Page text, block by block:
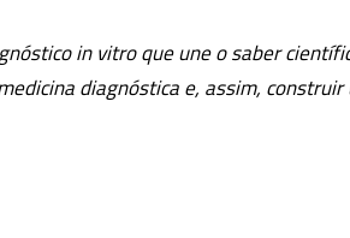
in vitro que une o saber
diagnóstica e, assim, construir